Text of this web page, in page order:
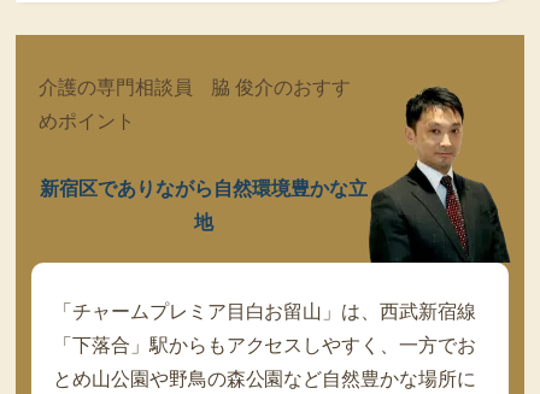
介護の専門相談員 脇 俊介のおすす
めポイント
新宿区でありながら自然環境豊かな立
地
「チャームプレミア目白お留山」は、西武新宿線
「下落合」駅からもアクセスしやすく、一方でお
とめ山公園や野鳥の森公園など自然豊かな場所に